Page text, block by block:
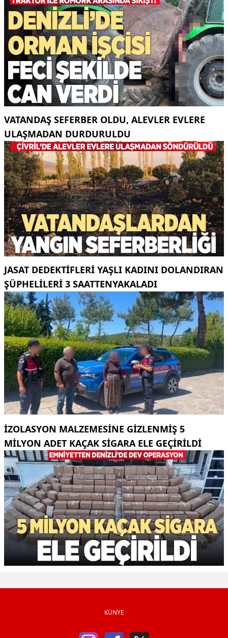
VATANDAŞ SEFERBER OLDU, ALEVLER EVLERE
ULAŞMADAN DURDURULDU
JASAT DEDEKTIFLERI YAŞLI KADINI DOLANDIRAN
ŞÜPHELILERI 3 SAATTENYAKALADI
İZOLASYON MALZEMESINE GIZLENMIŞ 5
MILYON ADET KAÇAK SIGARA ELE GEÇIRILDI
KÜNYE